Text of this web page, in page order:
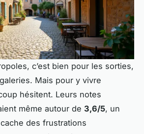
c’est bien pour les sorties,
Mais pour y vivre
hésitent. Leurs notes
même autour de 3,6/5, un
des frustrations